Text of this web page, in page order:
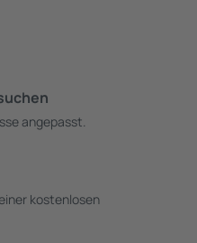
angepasst.
kostenlosen